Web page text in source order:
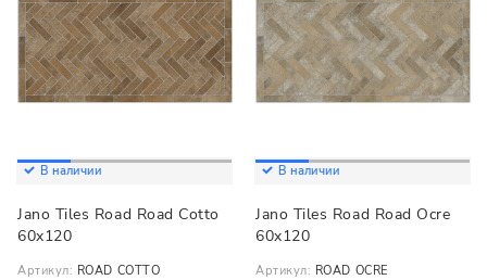
В наличии
Jano Tiles Road Road Cotto
60x120
Артикул: ROAD COTTO
В наличии
Jano Tiles Road Road Ocre
60x120
Артикул: ROAD OCRE